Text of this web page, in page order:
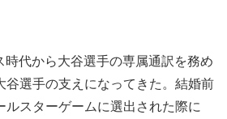
代から大谷選手の専属通訳を務め
谷選手の支えになってきた。結婚前
ルスターゲームに選出された際に